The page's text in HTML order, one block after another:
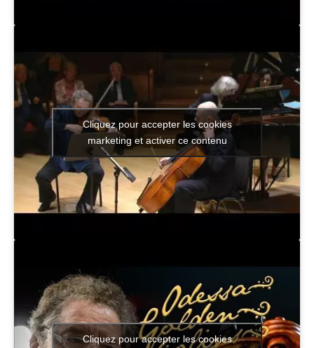
Cliquez pour accepter les cookies
marketing et activer ce contenu
Cliquez pour accepter les cookies